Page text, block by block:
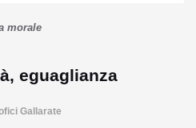
morale
eguaglianza
Gallarate